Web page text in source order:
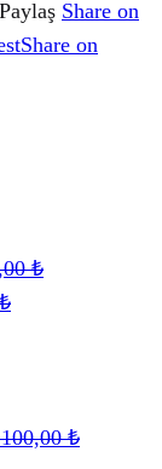
Paylaş Share on
Share on
₺
₺
₺